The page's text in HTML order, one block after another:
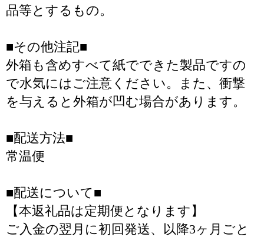
品等とするもの。
■その他注記■
外箱も含めすべて紙でできた製品ですの
で水気にはご注意ください。また、衝撃
を与えると外箱が凹む場合があります。
■配送方法■
常温便
■配送について■
【本返礼品は定期便となります】
ご入金の翌月に初回発送、以降3ヶ月ごと